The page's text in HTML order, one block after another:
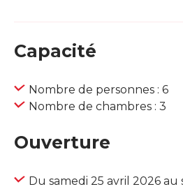
Capacité
Nombre de personnes : 6
Nombre de chambres : 3
Ouverture
Du samedi 25 avril 2026